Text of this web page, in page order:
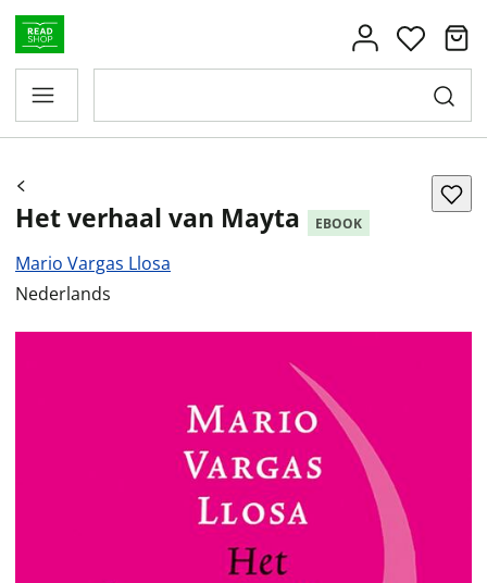
Het verhaal van Mayta EBOOK
Mario Vargas Llosa
Nederlands